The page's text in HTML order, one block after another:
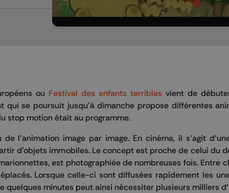
ou Festival des enfants terribles vient de
qui se poursuit jusqu'à dimanche propose différentes
stop motion était au programme.
l'animation image par image. En cinéma, il s'agit
d’objets immobiles. Le concept est proche de celui du
est photographiée de nombreuses fois. Entre
Lorsque celle-ci sont diffusées rapidement les
minutes peut ainsi nécessiter plusieurs milliers